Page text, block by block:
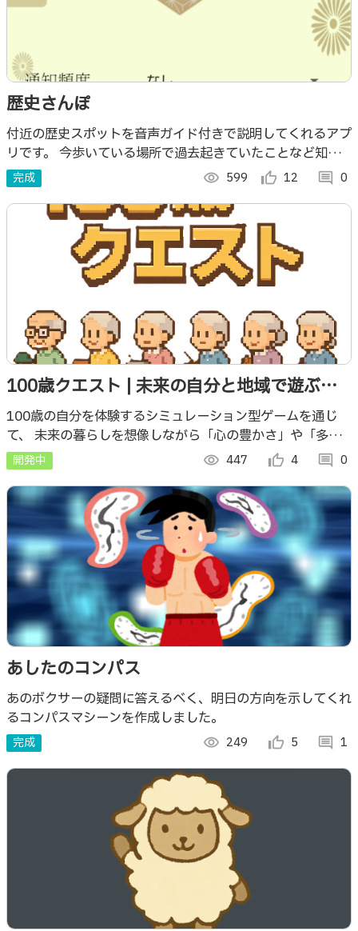
歴史さんぽ
付近の歴史スポットを音声ガイド付きで説明してくれるアプ
リです。 今歩いている場所で過去起きていたことなど知る
ことができます。 翻訳機能があり、外国人旅行者でも利用
することができます。
完成 visibility 599 thumb_up_alt 12 comment 0
100歳クエスト | 未来の自分と地域で遊ぶシ
ュミレーション
100歳の自分を体験するシミュレーション型ゲームを通じ
て、 未来の暮らしを想像しながら「心の豊かさ」や「多様
な選択肢」への気づきを得られる体験を提供する。
開発中 visibility 447 thumb_up_alt 4 comment 0
あしたのコンパス
あのボクサーの疑問に答えるべく、明日の方向を示してくれ
るコンパスマシーンを作成しました。
完成 visibility 249 thumb_up_alt 5 comment 1